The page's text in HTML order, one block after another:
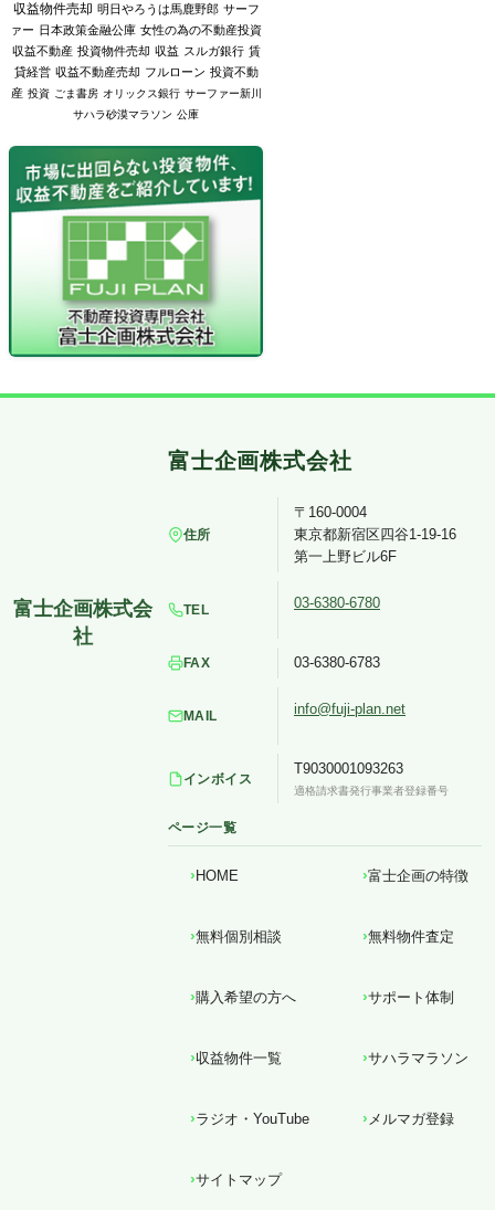
収益物件売却 明日やろうは馬鹿野郎 サーフ
ァー 日本政策金融公庫 女性の為の不動産投資
収益不動産 投資物件売却 収益 スルガ銀行 賃
貸経営 収益不動産売却 フルローン 投資不動
産 投資 ごま書房 オリックス銀行 サーファー新川
サハラ砂漠マラソン 公庫
住所
〒160-0004
東京都新宿区四谷1-19-16
第一上野ビル6F
TEL 03-6380-6780
FAX 03-6380-6783
MAIL info@fuji-plan.net
インボイス
T9030001093263
適格請求書発行事業者登録番号
ページ一覧
HOME 富士企画の特徴
無料個別相談 無料物件査定
購入希望の方へ サポート体制
収益物件一覧 サハラマラソン
ラジオ・YouTube メルマガ登録
サイトマップ